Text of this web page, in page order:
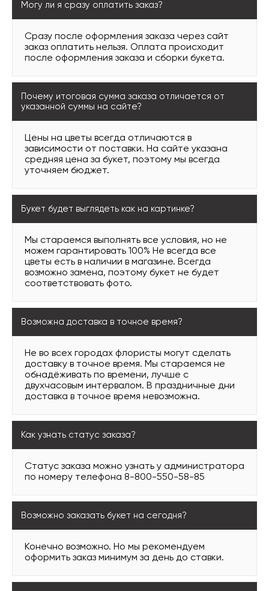
Могу ли я сразу оплатить заказ?
Сразу после оформления заказа через сайт
заказ оплатить нельзя. Оплата происходит
после оформления заказа и сборки букета.
Почему итоговая сумма заказа отличается от
указанной суммы на сайте?
Цены на цветы всегда отличаются в
зависимости от поставки. На сайте указана
средняя цена за букет, поэтому мы всегда
уточняем бюджет.
Букет будет выглядеть как на картинке?
Мы стараемся выполнять все условия, но не
можем гарантировать 100% Не всегда все
цветы есть в наличии в магазине. Всегда
возможно замена, поэтому букет не будет
соответствовать фото.
Возможна доставка в точное время?
Не во всех городах флористы могут сделать
доставку в точное время. Мы стараемся не
обнадёживать по времени, лучше с
двухчасовым интервалом. В праздничные дни
доставка в точное время невозможна.
Как узнать статус заказа?
Статус заказа можно узнать у администратора
по номеру телефона 8-800-550-58-85
Возможно заказать букет на сегодня?
Конечно возможно. Но мы рекомендуем
оформить заказ минимум за день до ставки.